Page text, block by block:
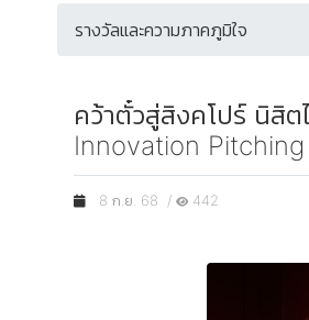
รางวัลและความภาคภูมิใจ
คว้าตั๋วสู่สิงคโปร์ นิสิต
Innovation
8 ก.ย. 68 / 442